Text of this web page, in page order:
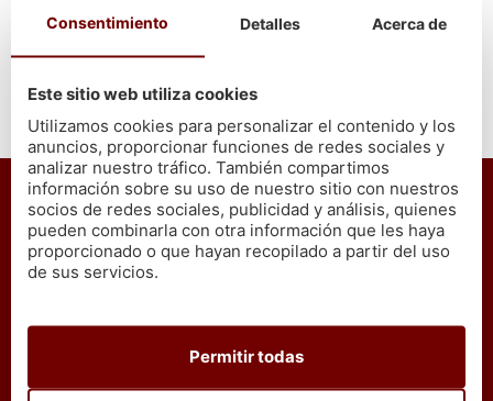
En Cetárea Burela nos comprometemos a que todos
nuestros mariscos y pescadosson gallegos y de
primera calidad, escogidos uno a uno, de la lonja
llevados directamente a tu hogar, para ofrecer la
máxima garantía de calidad y frescura.
*El proceso de coción puede hacer mermar nuestro
ATENCIÓN AL CLIENTE
Consentimiento Detalles Acerca de
Este sitio web utiliza cookies
Utilizamos cookies para personalizar el contenido y los
anuncios, proporcionar funciones de redes sociales y
analizar nuestro tráfico. También compartimos
información sobre su uso de nuestro sitio con nuestros
socios de redes sociales, publicidad y análisis, quienes
pueden combinarla con otra información que les haya
proporcionado o que hayan recopilado a partir del uso
de sus servicios.
Permitir todas